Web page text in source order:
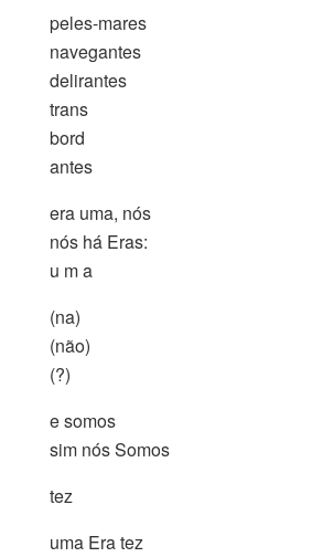
peles-mares
navegantes
delirantes
trans
bord
antes
era uma, nós
nós há Eras:
u m a
(na)
(não)
(?)
e somos
sim nós Somos
tez
uma Era tez